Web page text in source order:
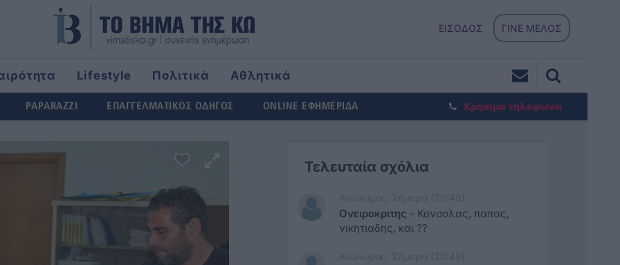
ΕΙΣΟΔΟΣ ΓΙΝΕ ΜΕΛΟΣ
Lifestyle Πολιτικά
Αθλητικά
PAPARAZZI ΕΠΑΓΓΕΛΜΑΤΙΚΟΣ ΟΔΗΓΟΣ ONLINE ΕΦΗΜΕΡΙΔΑ Χρήσιμα τηλέφωνα
Τελευταία σχόλια
Ονειροκριτης - Κονσολας, παπας,
νικητιαδης, και ??